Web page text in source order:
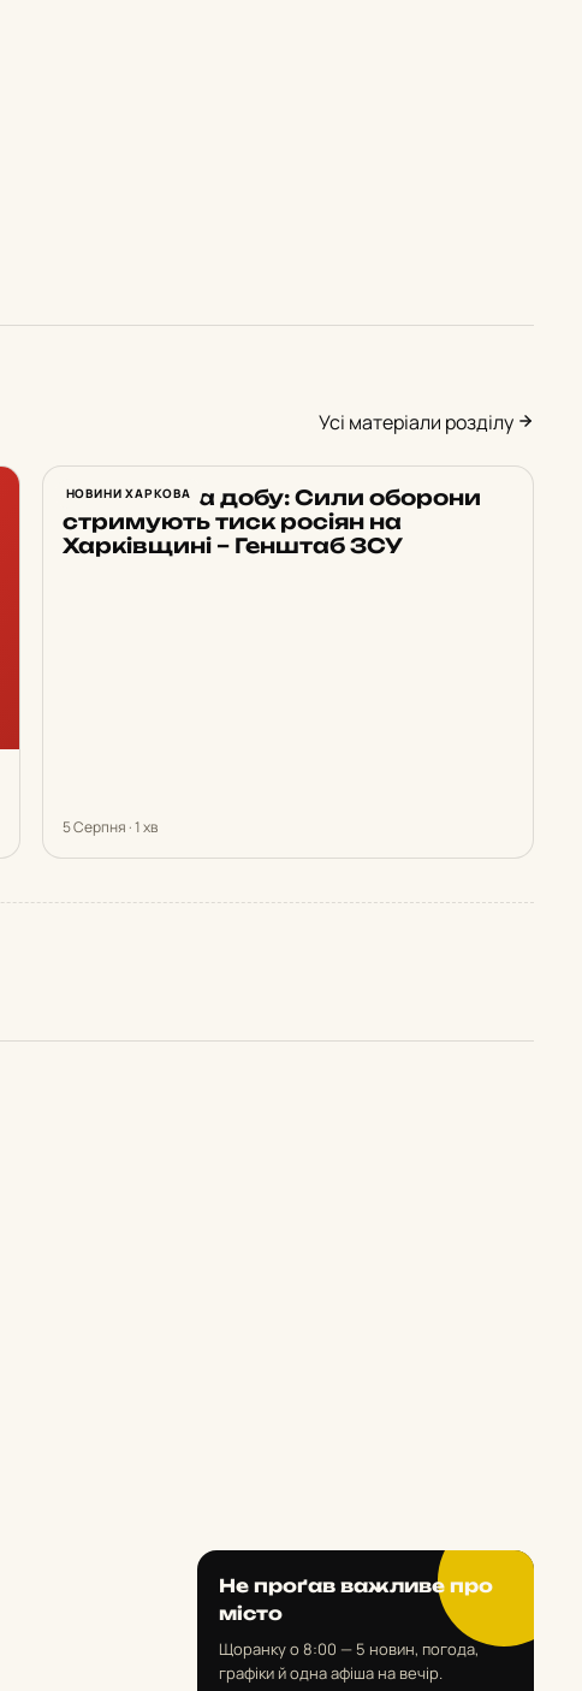
Усі матеріали розділу
НОВИНИ ХАРКОВА
23 атаки за добу: Сили оборони
стримують тиск росіян на
Харківщині – Генштаб ЗСУ
5 Серпня · 1 хв
Не проґав важливе про
місто
Щоранку о 8:00 — 5 новин, погода,
графіки й одна афіша на вечір.